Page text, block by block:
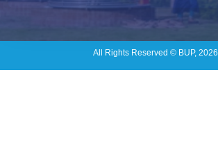
All Rights Reserved © BUP, 2026